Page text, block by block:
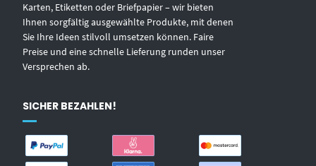
Karten, Etiketten oder Briefpapier – wir bieten
Ihnen sorgfältig ausgewählte Produkte, mit denen
Sie Ihre Ideen stilvoll umsetzen können. Faire
Preise und eine schnelle Lieferung runden unser
Versprechen ab.
SICHER BEZAHLEN!